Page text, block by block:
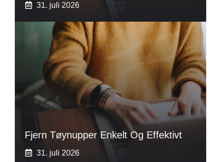
31. juli 2026
Fjern Tøynupper Enkelt Og Effektivt
31. juli 2026